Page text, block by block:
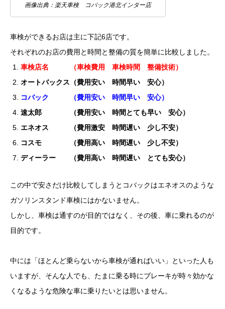
画像出典：楽天車検 コバック港北インター店
車検ができるお店は主に下記6店です。
それぞれのお店の費用と時間と整備の質を簡単に比較しました。
車検店名 （車検費用 車検時間 整備技術）
オートバックス（費用安い 時間早い 安心）
コバック （費用安い 時間早い 安心）
速太郎 （費用安い 時間とても早い 安心）
エネオス （費用激安 時間遅い 少し不安）
コスモ （費用高い 時間遅い 少し不安）
ディーラー （費用高い 時間遅い とても安心）
この中で安さだけ比較してしまうとコバックはエネオスのような
ガソリンスタンド車検にはかないません。
しかし、車検は通すのが目的ではなく、その後、車に乗れるのが
目的です。
中には「ほとんど乗らないから車検が通ればいい」といった人も
いますが、そんな人でも、たまに乗る時にブレーキが時々効かな
くなるような危険な車に乗りたいとは思いません。